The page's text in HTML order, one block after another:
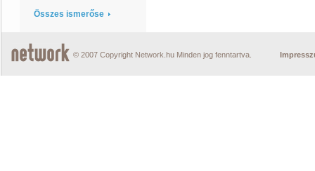
Összes ismerőse
© 2007 Copyright Network.hu Minden jog fenntartva.